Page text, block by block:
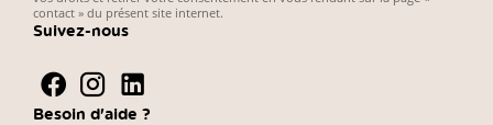
contact » du présent site internet.
Suivez-nous
Besoin d'aide ?